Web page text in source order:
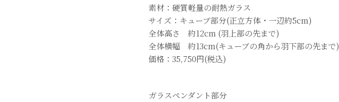
素材：硬質軽量の耐熱ガラス
サイズ：キューブ部分(正立方体・一辺約5cm)
全体高さ 約12cm (羽上部の先まで)
全体横幅 約13cm(キューブの角から羽下部の先まで)
価格：35,750円(税込)
ガラスペンダント部分